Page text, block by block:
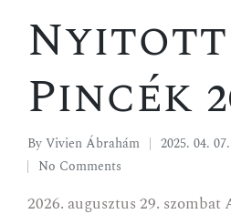
Nyitott
Pincék
ByVivien Ábrahám 2025. 04. 07.
No Comments
2026. augusztus 29. szombat